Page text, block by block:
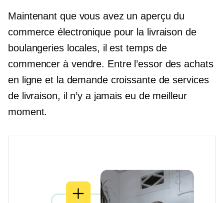
Maintenant que vous avez un aperçu du
commerce électronique pour la livraison de
boulangeries locales, il est temps de
commencer à vendre. Entre l’essor des achats
en ligne et la demande croissante de services
de livraison, il n’y a jamais eu de meilleur
moment.